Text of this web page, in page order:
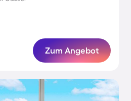
Zum Angebot